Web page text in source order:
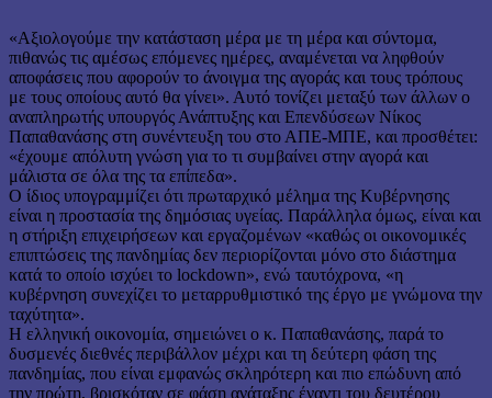
«Αξιολογούμε την κατάσταση μέρα με τη μέρα και σύντομα,
πιθανώς τις αμέσως επόμενες ημέρες, αναμένεται να ληφθούν
αποφάσεις που αφορούν το άνοιγμα της αγοράς και τους τρόπους
με τους οποίους αυτό θα γίνει». Αυτό τονίζει μεταξύ των άλλων ο
αναπληρωτής υπουργός Ανάπτυξης και Επενδύσεων Νίκος
Παπαθανάσης στη συνέντευξη του στο ΑΠΕ-ΜΠΕ, και προσθέτει:
«έχουμε απόλυτη γνώση για το τι συμβαίνει στην αγορά και
μάλιστα σε όλα της τα επίπεδα».
Ο ίδιος υπογραμμίζει ότι πρωταρχικό μέλημα της Κυβέρνησης
είναι η προστασία της δημόσιας υγείας. Παράλληλα όμως, είναι και
η στήριξη επιχειρήσεων και εργαζομένων «καθώς οι οικονομικές
επιπτώσεις της πανδημίας δεν περιορίζονται μόνο στο διάστημα
κατά το οποίο ισχύει το lockdown», ενώ ταυτόχρονα, «η
κυβέρνηση συνεχίζει το μεταρρυθμιστικό της έργο με γνώμονα την
ταχύτητα».
Η ελληνική οικονομία, σημειώνει ο κ. Παπαθανάσης, παρά το
δυσμενές διεθνές περιβάλλον μέχρι και τη δεύτερη φάση της
πανδημίας, που είναι εμφανώς σκληρότερη και πιο επώδυνη από
την πρώτη, βρισκόταν σε φάση ανάταξης έναντι του δευτέρου